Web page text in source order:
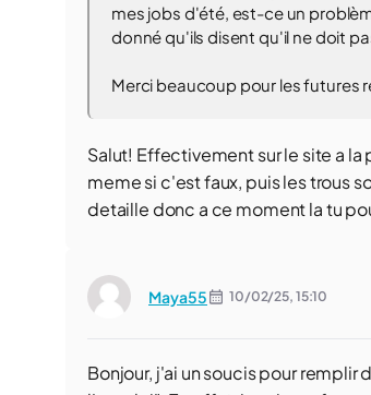
mes jobs d'été, est-ce un
donné qu'ils disent qu'il ne doit
Merci beaucoup pour les futures
Salut! Effectivement sur le site a
meme si c'est faux, puis les trous
detaille donc a ce moment la tu
Maya55 10/02/25, 15:10
Bonjour, j'ai un soucis pour